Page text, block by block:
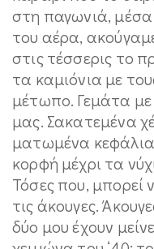
στη παγωνιά,
του αέρα,
στις τέσσερις το
τα καμιόνια με
μέτωπο. Γεμάτα με
μας. Σακατεμένα
ματωμένα
κορφή μέχρι τα
Τόσες που, μπορεί
τις άκουγες.
δύο μου έχουν